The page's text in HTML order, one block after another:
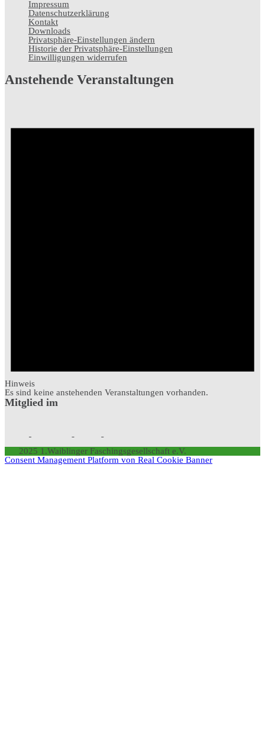
Impressum
Datenschutz­erklärung
Kontakt
Downloads
Privatsphäre-Einstellungen ändern
Historie der Privatsphäre-Einstellungen
Einwilligungen widerrufen
Anstehende Veranstaltungen
Hinweis
Es sind keine anstehenden Veranstaltungen vorhanden.
Mitglied im
2025 1.Waiblinger Faschingsgesellschaft e.V.
Consent Management Platform von Real Cookie Banner